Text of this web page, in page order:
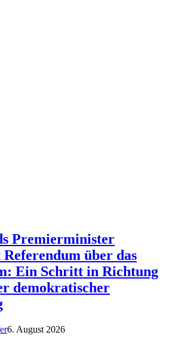
Premierminister
über das
Ein Schritt in Richtung
demokratischer
6. August 2026